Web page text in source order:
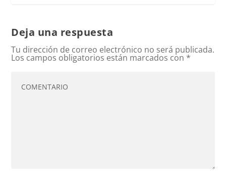
Deja una respuesta
Tu dirección de correo electrónico no será publicada.
Los campos obligatorios están marcados con *